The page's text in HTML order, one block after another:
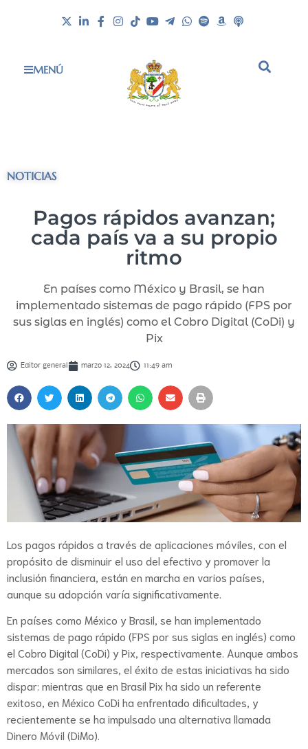
MENÚ
NOTICIAS
Pagos rápidos avanzan;
cada país va a su propio
ritmo
En países como México y Brasil, se han
implementado sistemas de pago rápido (FPS por
sus siglas en inglés) como el Cobro Digital (CoDi) y
Pix
Editor general marzo 12, 2024 11:49 am
Los pagos rápidos a través de aplicaciones móviles, con el
propósito de disminuir el uso del efectivo y promover la
inclusión financiera, están en marcha en varios países,
aunque su adopción varía significativamente.
En países como México y Brasil, se han implementado
sistemas de pago rápido (FPS por sus siglas en inglés) como
el Cobro Digital (CoDi) y Pix, respectivamente. Aunque ambos
mercados son similares, el éxito de estas iniciativas ha sido
dispar: mientras que en Brasil Pix ha sido un referente
exitoso, en México CoDi ha enfrentado dificultades, y
recientemente se ha impulsado una alternativa llamada
Dinero Móvil (DiMo).